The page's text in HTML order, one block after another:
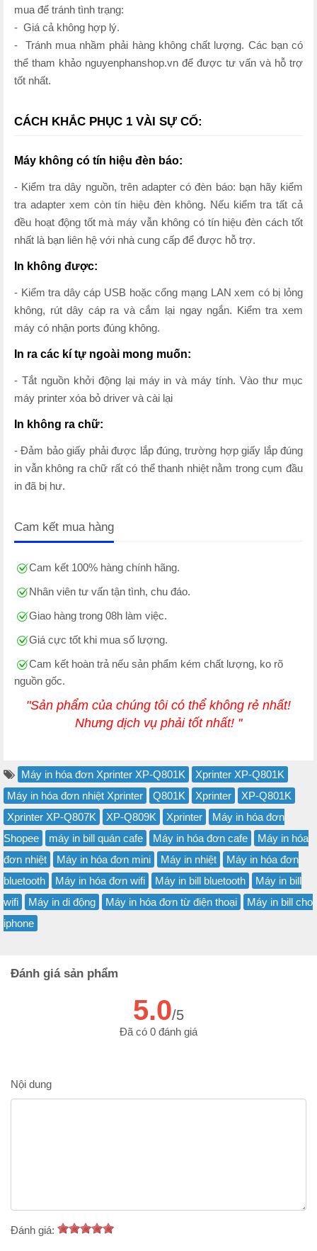
mua để tránh tình trạng:
- Giá cả không hợp lý.
- Tránh mua nhầm phải hàng không chất lượng. Các bạn có
thể tham khảo nguyenphanshop.vn để được tư vấn và hỗ trợ
tốt nhất.
CÁCH KHẮC PHỤC 1 VÀI SỰ CỐ:
Máy không có tín hiệu đèn báo:
- Kiểm tra dây nguồn, trên adapter có đèn báo: bạn hãy kiểm
tra adapter xem còn tín hiệu đèn không. Nếu kiểm tra tất cả
đều hoạt động tốt mà máy vẫn không có tín hiệu đèn cách tốt
nhất là bạn liên hệ với nhà cung cấp để được hỗ trợ.
In không được:
- Kiểm tra dây cáp USB hoặc cổng mạng LAN xem có bị lỏng
không, rút dây cáp ra và cắm lại ngay ngắn. Kiểm tra xem
máy có nhận ports đúng không.
In ra các kí tự ngoài mong muốn:
- Tắt nguồn khởi động lại máy in và máy tính. Vào thư mục
máy printer xóa bỏ driver và cài lại
In không ra chữ:
- Đảm bảo giấy phải được lắp đúng, trường hợp giấy lắp đúng
in vẫn không ra chữ rất có thể thanh nhiệt nằm trong cụm đầu
in đã bị hư.
Cam kết mua hàng
Cam kết 100% hàng chính hãng.
Nhân viên tư vấn tận tình, chu đáo.
Giao hàng trong 08h làm việc.
Giá cực tốt khi mua số lượng.
Cam kết hoàn trả nếu sản phẩm kém chất lượng, ko rõ
nguồn gốc.
"Sản phẩm của chúng tôi có thể không rẻ nhất!
Nhưng dịch vụ phải tốt nhất! "
Máy in hóa đơn Xprinter XP-Q801K
Xprinter XP-Q801K
Máy in hóa đơn nhiệt Xprinter
Q801K Xprinter
XP-Q801K
Xprinter XP-Q807K
XP-Q809K Xprinter
Máy in hóa đơn
Shopee
máy in bill quán cafe Máy in hóa đơn cafe
Máy in hóa
đơn nhiệt
Máy in hóa đơn mini Máy in nhiệt
Máy in hóa đơn
bluetooth
Máy in hóa đơn wifi Máy in bill bluetooth
Máy in bill
wifi
Máy in di động Máy in hóa đơn từ điện thoại
Máy in bill cho
iphone
Đánh giá sản phẩm
5.0/5
Đã có 0 đánh giá
Nội dung
Đánh giá: